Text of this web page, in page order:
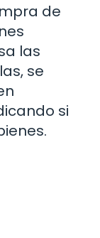
de
las
se
si